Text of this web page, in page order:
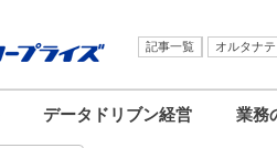
記事一覧 オルタナ
データドリブン経営 業務